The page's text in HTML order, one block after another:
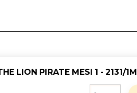
LION PIRATE MESI 1 - 2131/1M